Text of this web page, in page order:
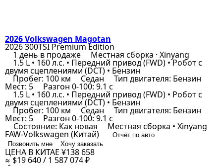
2026 Volkswagen Magotan
2026 300TSI Premium Edition
1 день в продаже Местная сборка · Xinyang
1.5 L • 160 л.с. • Передний привод (FWD) • Робот с
двумя сцеплениями (DCT) • Бензин
Пробег: 100 км Седан Тип двигателя: Бензин
Мест: 5 Разгон 0-100: 9.1 с
1.5 L • 160 л.с. • Передний привод (FWD) • Робот с
двумя сцеплениями (DCT) • Бензин
Пробег: 100 км Седан Тип двигателя: Бензин
Мест: 5 Разгон 0-100: 9.1 с
Состояние: Как новая Местная сборка • Xinyang
FAW-Volkswagen (Китай)
Отчёт по авто
Позвонить мне
Хочу заказать
ЦЕНА В КИТАЕ ¥138 658
≈ $19 640 / 1 587 074 ₽